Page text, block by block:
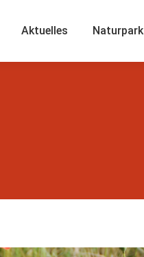
Aktuelles Naturpark